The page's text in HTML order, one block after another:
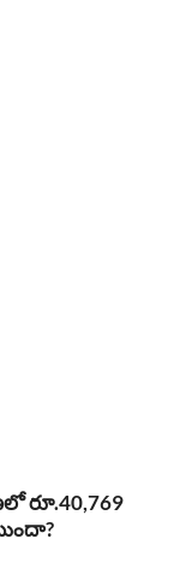
రూ.40,769